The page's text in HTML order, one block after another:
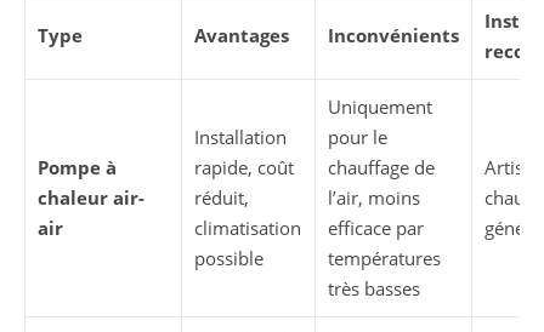
Type Avantages Inconvénients
Pompe à
chaleur air-
air
Installation
rapide, coût
réduit,
climatisation
possible
Uniquement
pour le
chauffage de
l’air, moins
efficace par
températures
très basses
Artisan